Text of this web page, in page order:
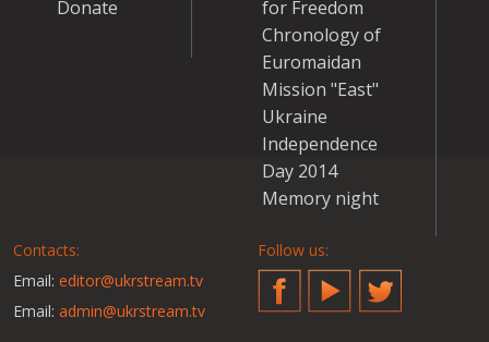
Donate
for Freedom
Chronology of
Euromaidan
Mission "East"
Ukraine
Independence
Day 2014
Memory night
Contacts:
Email: editor@ukrstream.tv
Email: admin@ukrstream.tv
Follow us:
FacebookYouTubeTwitter